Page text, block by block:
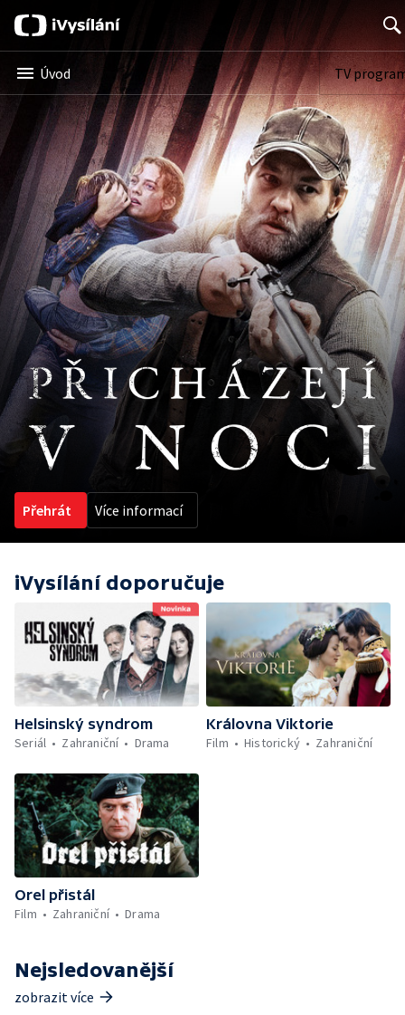
Úvod TV
Přehrát Více informací
iVysílání doporučuje
Helsinský syndrom
Seriál
Zahraniční Drama
Královna Viktorie
Film
Historický Zahraniční
Orel přistál
Film
Zahraniční Drama
Nejsledovanější
zobrazit více